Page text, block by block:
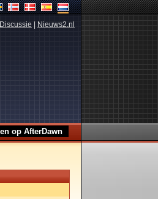
Discussie Nieuws2.nl